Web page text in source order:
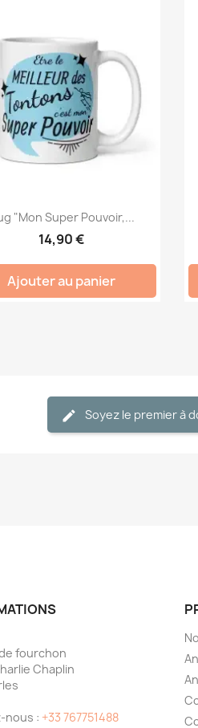
"Mon Super Pouvoir,...
14,90 €
Ajouter au panier
Soyez le premier à
fourchon
Chaplin
nous : +33 767751488